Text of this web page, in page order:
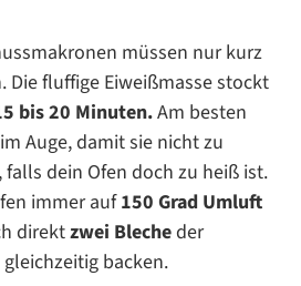
müssen nur kurz
Die fluffige Eiweißmasse stockt
bis 20 Minuten.Am besten
Auge, damit sie nicht zu
dein Ofen doch zu heiß ist.
immer auf150 Grad Umluft
direktzwei Blecheder
backen.